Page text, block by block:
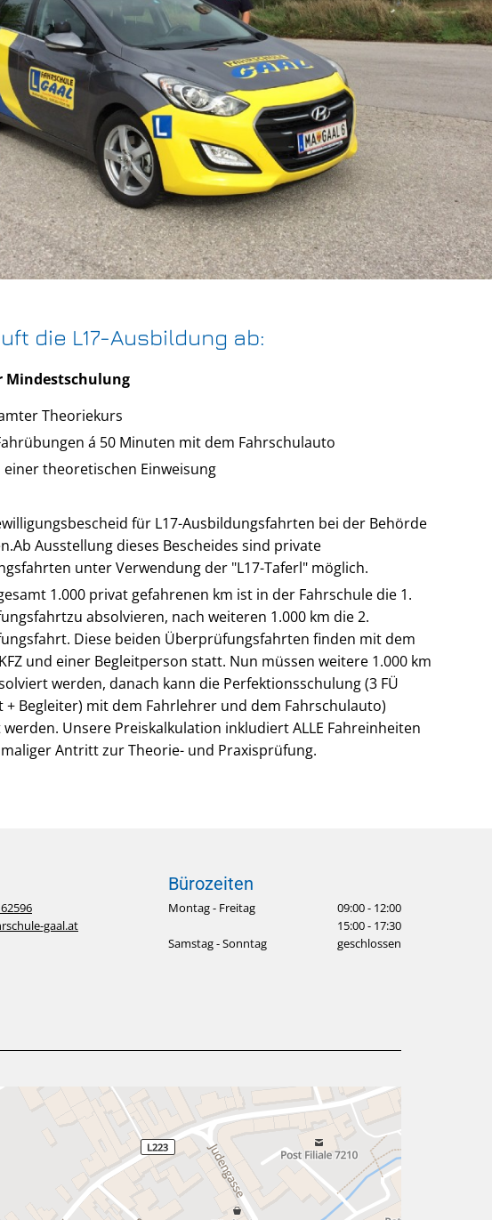
die L17-Ausbildung ab:
Mindestschulung
Theoriekurs
á 50 Minuten mit dem Fahrschulauto
einer theoretischen Einweisung
für L17-Ausbildungsfahrten bei der Behörde
Ausstellung dieses Bescheides sind private
unter Verwendung der "L17-Taferl" möglich.
1.000 privat gefahrenen km ist in der Fahrschule die 1.
absolvieren, nach weiteren 1.000 km die 2.
Diese beiden Überprüfungsfahrten finden mit dem
und einer Begleitperson statt. Nun müssen weitere 1.000 km
werden, danach kann die Perfektionsschulung (3 FÜ
+ Begleiter) mit dem Fahrlehrer und dem Fahrschulauto)
Unsere Preiskalkulation inkludiert ALLE Fahreinheiten
Antritt zur Theorie- und Praxisprüfung.
gaal.at
Bürozeiten
Montag - Freitag
09:00 - 12:00
15:00 - 17:30
Samstag - Sonntag
geschlossen